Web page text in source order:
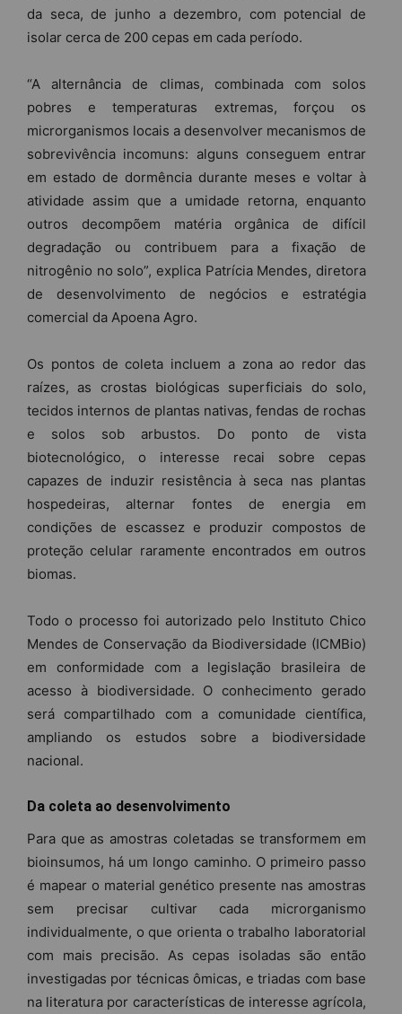
da seca, de junho a dezembro, com potencial de
isolar cerca de 200 cepas em cada período.
“A alternância de climas, combinada com solos
pobres e temperaturas extremas, forçou os
microrganismos locais a desenvolver mecanismos de
sobrevivência incomuns: alguns conseguem entrar
em estado de dormência durante meses e voltar à
atividade assim que a umidade retorna, enquanto
outros decompõem matéria orgânica de difícil
degradação ou contribuem para a fixação de
nitrogênio no solo”, explica Patrícia Mendes, diretora
de desenvolvimento de negócios e estratégia
comercial da Apoena Agro.
Os pontos de coleta incluem a zona ao redor das
raízes, as crostas biológicas superficiais do solo,
tecidos internos de plantas nativas, fendas de rochas
e solos sob arbustos. Do ponto de vista
biotecnológico, o interesse recai sobre cepas
capazes de induzir resistência à seca nas plantas
hospedeiras, alternar fontes de energia em
condições de escassez e produzir compostos de
proteção celular raramente encontrados em outros
biomas.
Todo o processo foi autorizado pelo Instituto Chico
Mendes de Conservação da Biodiversidade (ICMBio)
em conformidade com a legislação brasileira de
acesso à biodiversidade. O conhecimento gerado
será compartilhado com a comunidade científica,
ampliando os estudos sobre a biodiversidade
nacional.
Da coleta ao desenvolvimento
Para que as amostras coletadas se transformem em
bioinsumos, há um longo caminho. O primeiro passo
é mapear o material genético presente nas amostras
sem precisar cultivar cada microrganismo
individualmente, o que orienta o trabalho laboratorial
com mais precisão. As cepas isoladas são então
investigadas por técnicas ômicas, e triadas com base
na literatura por características de interesse agrícola,